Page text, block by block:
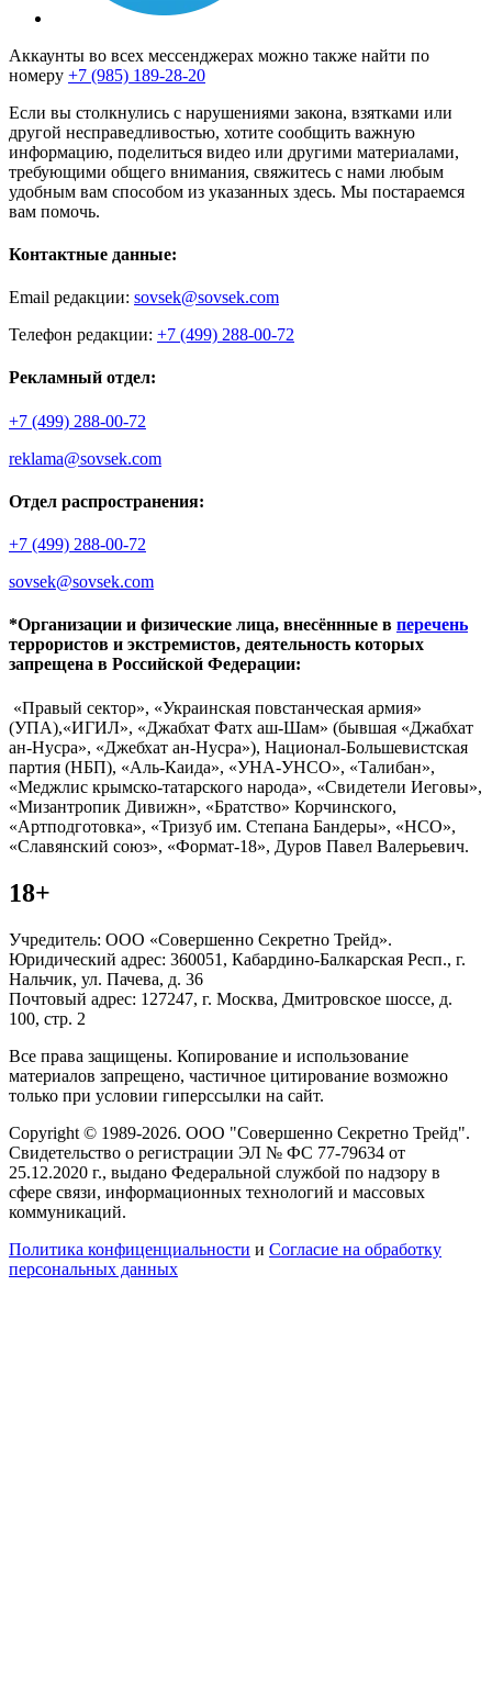
Аккаунты во всех мессенджерах можно также найти по
номеру +7 (985) 189-28-20
Если вы столкнулись с нарушениями закона, взятками или
другой несправедливостью, хотите сообщить важную
информацию, поделиться видео или другими материалами,
требующими общего внимания, свяжитесь с нами любым
удобным вам способом из указанных здесь. Мы постараемся
вам помочь.
Контактные данные:
Email редакции: sovsek@sovsek.com
Телефон редакции: +7 (499) 288-00-72
Рекламный отдел:
+7 (499) 288-00-72
reklama@sovsek.com
Отдел распространения:
+7 (499) 288-00-72
sovsek@sovsek.com
*Организации и физические лица, внесённные в перечень
террористов и экстремистов, деятельность которых
запрещена в Российской Федерации:
«Правый сектор», «Украинская повстанческая армия»
(УПА),«ИГИЛ», «Джабхат Фатх аш-Шам» (бывшая «Джабхат
ан-Нусра», «Джебхат ан-Нусра»), Национал-Большевистская
партия (НБП), «Аль-Каида», «УНА-УНСО», «Талибан»,
«Меджлис крымско-татарского народа», «Свидетели Иеговы»,
«Мизантропик Дивижн», «Братство» Корчинского,
«Артподготовка», «Тризуб им. Степана Бандеры», «НСО»,
«Славянский союз», «Формат-18», Дуров Павел Валерьевич.
18+
Учредитель: ООО «Совершенно Секретно Трейд».
Юридический адрес: 360051, Кабардино-Балкарская Респ., г.
Нальчик, ул. Пачева, д. 36
Почтовый адрес: 127247, г. Москва, Дмитровское шоссе, д.
100, стр. 2
Все права защищены. Копирование и использование
материалов запрещено, частичное цитирование возможно
только при условии гиперссылки на сайт.
Copyright © 1989-2026. ООО "Совершенно Секретно Трейд".
Свидетельство о регистрации ЭЛ № ФС 77-79634 от
25.12.2020 г., выдано Федеральной службой по надзору в
сфере связи, информационных технологий и массовых
коммуникаций.
Политика конфиценциальности и Согласие на обработку
персональных данных